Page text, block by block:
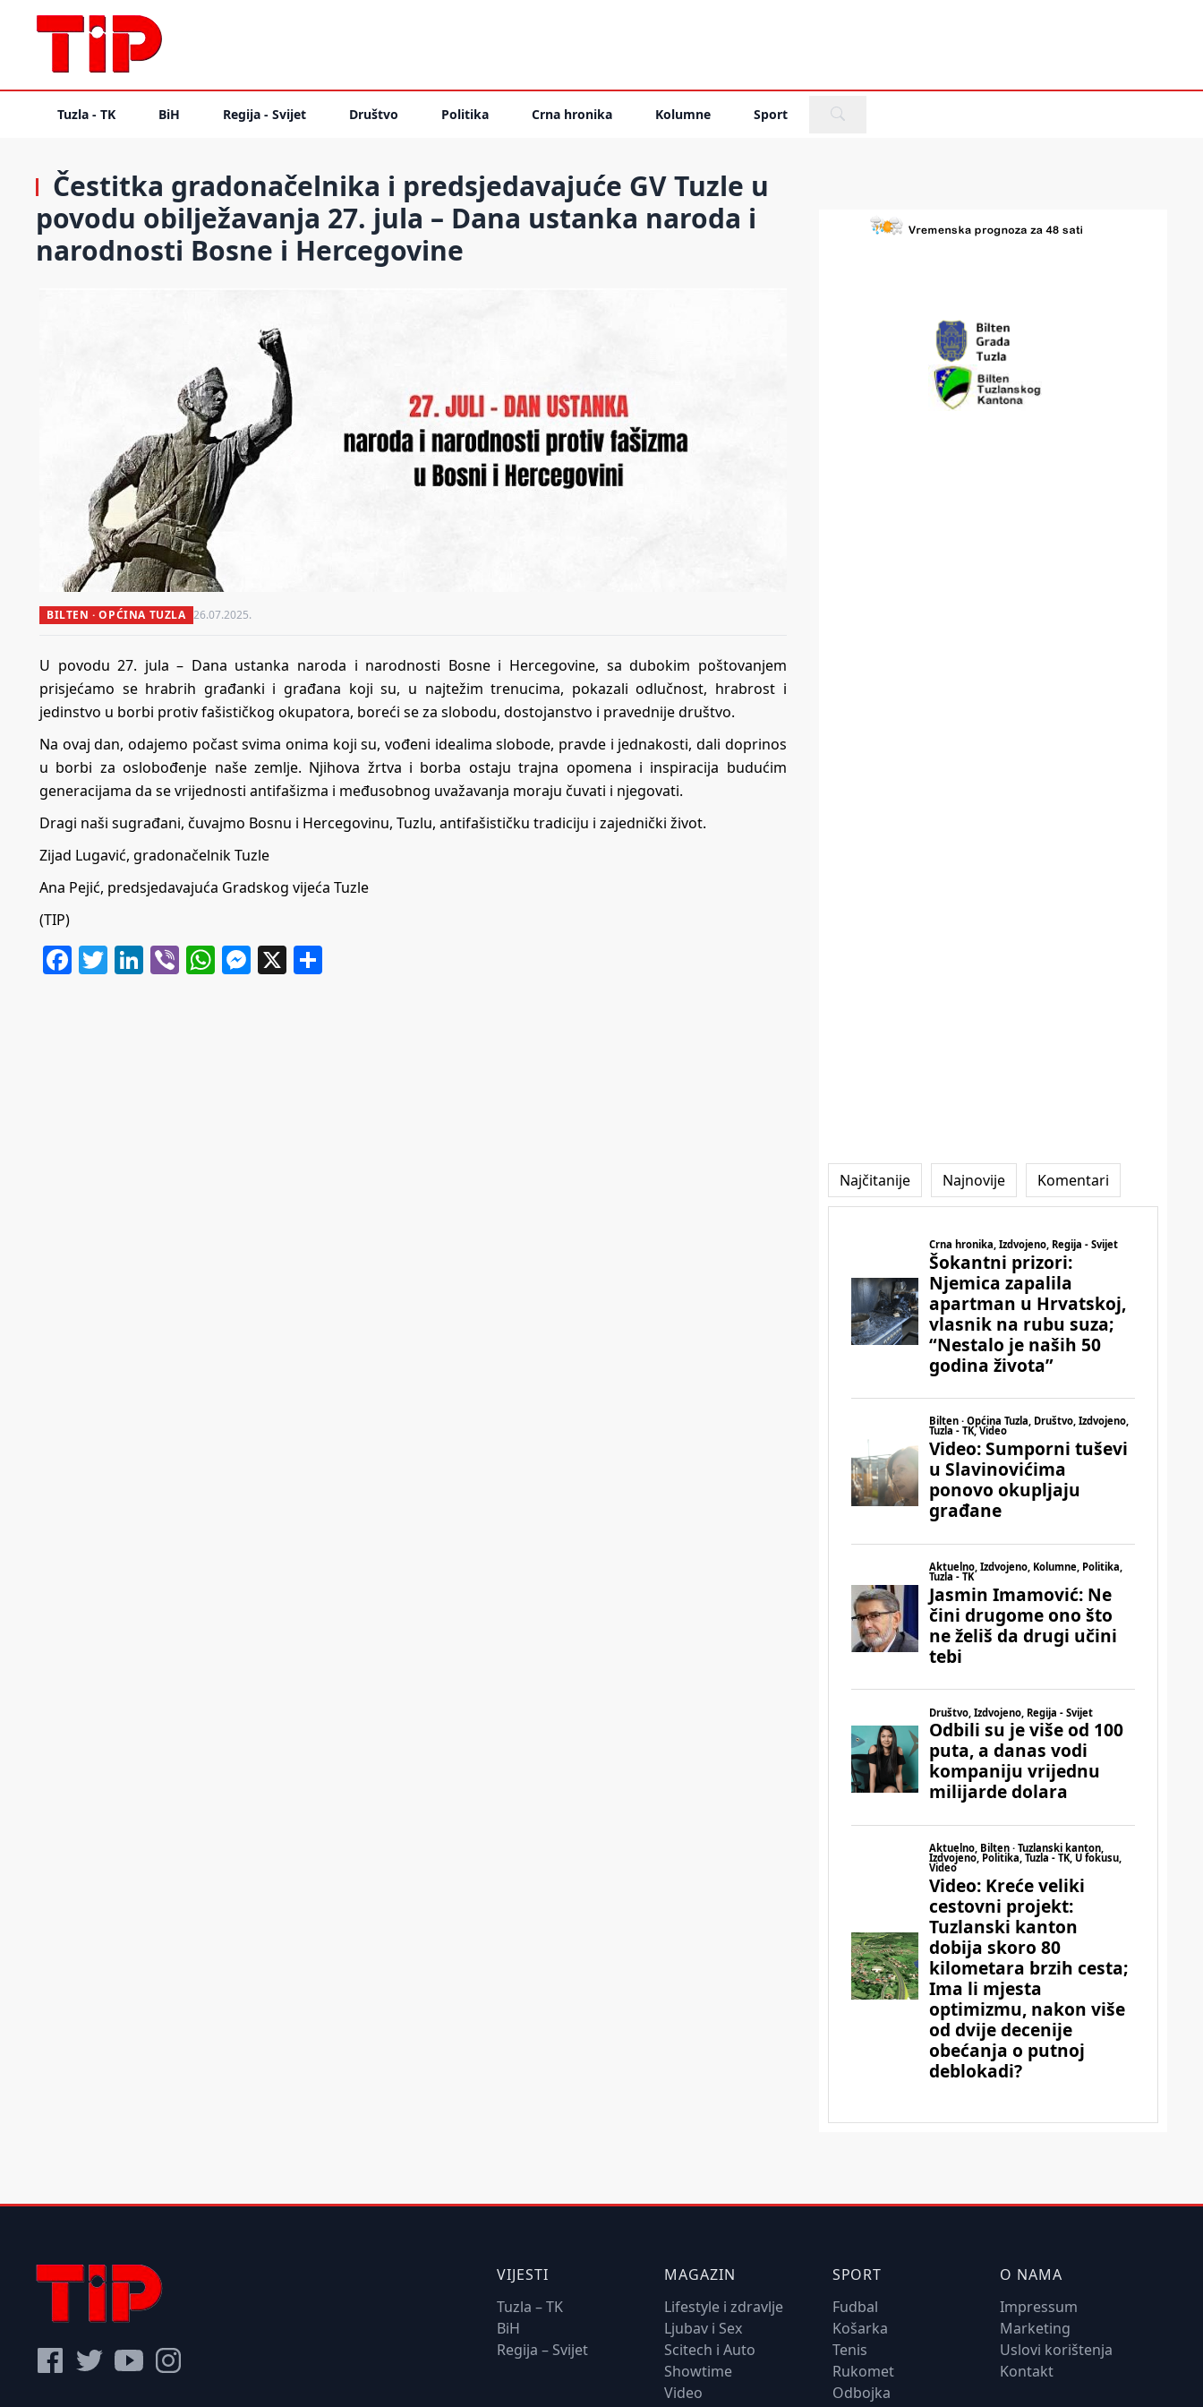
Tuzla - TK BiH Regija - Svijet Društvo Politika Crna hronika Kolumne Sport
Čestitka gradonačelnika i predsjedavajuće GV Tuzle u
povodu obilježavanja 27. jula – Dana ustanka naroda i
narodnosti Bosne i Hercegovine
BILTEN · OPĆINA TUZLA 26.07.2025.
U povodu 27. jula – Dana ustanka naroda i narodnosti Bosne i Hercegovine, sa dubokim poštovanjem
prisjećamo se hrabrih građanki i građana koji su, u najtežim trenucima, pokazali odlučnost, hrabrost i
jedinstvo u borbi protiv fašističkog okupatora, boreći se za slobodu, dostojanstvo i pravednije društvo.
Na ovaj dan, odajemo počast svima onima koji su, vođeni idealima slobode, pravde i jednakosti, dali doprinos
u borbi za oslobođenje naše zemlje. Njihova žrtva i borba ostaju trajna opomena i inspiracija budućim
generacijama da se vrijednosti antifašizma i međusobnog uvažavanja moraju čuvati i njegovati.
Dragi naši sugrađani, čuvajmo Bosnu i Hercegovinu, Tuzlu, antifašističku tradiciju i zajednički život.
Zijad Lugavić, gradonačelnik Tuzle
Ana Pejić, predsjedavajuća Gradskog vijeća Tuzle
(TIP)
Facebook
Twitter
LinkedIn
ViberWhatsApp
Messenger
X
Najčitanije Najnovije Komentari
VIJESTI
Tuzla – TK
BiH
Regija – Svijet
MAGAZIN
Lifestyle i zdravlje
Ljubav i Sex
Scitech i Auto
Showtime
Video
SPORT
Fudbal
Košarka
Tenis
Rukomet
Odbojka
O NAMA
Impressum
Marketing
Uslovi korištenja
Kontakt